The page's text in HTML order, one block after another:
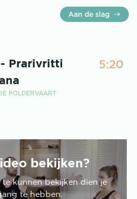
Aan de slag
Prarivritti
5:20
POLDERVAART
bekijken?
te kunnen bekijken dien je
te hebben.